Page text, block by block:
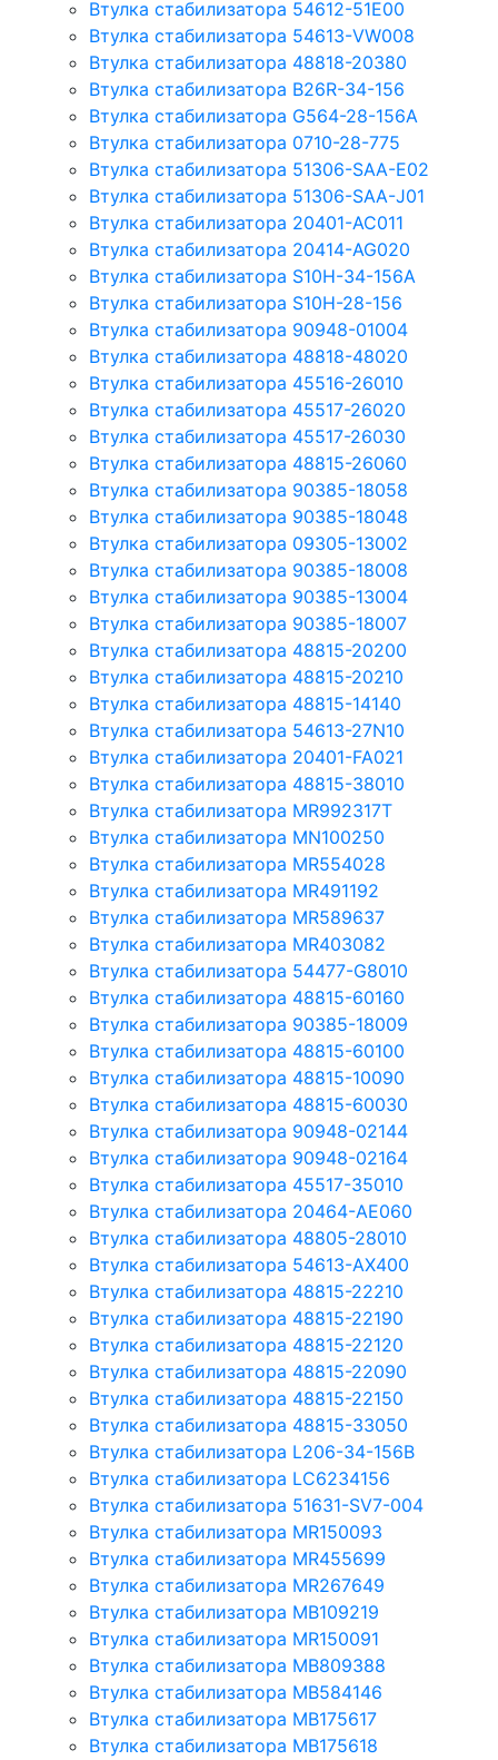
Втулка стабилизатора 54612-51E00
Втулка стабилизатора 54613-VW008
Втулка стабилизатора 48818-20380
Втулка стабилизатора B26R-34-156
Втулка стабилизатора G564-28-156A
Втулка стабилизатора 0710-28-775
Втулка стабилизатора 51306-SAA-E02
Втулка стабилизатора 51306-SAA-J01
Втулка стабилизатора 20401-AC011
Втулка стабилизатора 20414-AG020
Втулка стабилизатора S10H-34-156A
Втулка стабилизатора S10H-28-156
Втулка стабилизатора 90948-01004
Втулка стабилизатора 48818-48020
Втулка стабилизатора 45516-26010
Втулка стабилизатора 45517-26020
Втулка стабилизатора 45517-26030
Втулка стабилизатора 48815-26060
Втулка стабилизатора 90385-18058
Втулка стабилизатора 90385-18048
Втулка стабилизатора 09305-13002
Втулка стабилизатора 90385-18008
Втулка стабилизатора 90385-13004
Втулка стабилизатора 90385-18007
Втулка стабилизатора 48815-20200
Втулка стабилизатора 48815-20210
Втулка стабилизатора 48815-14140
Втулка стабилизатора 54613-27N10
Втулка стабилизатора 20401-FA021
Втулка стабилизатора 48815-38010
Втулка стабилизатора MR992317T
Втулка стабилизатора MN100250
Втулка стабилизатора MR554028
Втулка стабилизатора MR491192
Втулка стабилизатора MR589637
Втулка стабилизатора MR403082
Втулка стабилизатора 54477-G8010
Втулка стабилизатора 48815-60160
Втулка стабилизатора 90385-18009
Втулка стабилизатора 48815-60100
Втулка стабилизатора 48815-10090
Втулка стабилизатора 48815-60030
Втулка стабилизатора 90948-02144
Втулка стабилизатора 90948-02164
Втулка стабилизатора 45517-35010
Втулка стабилизатора 20464-AE060
Втулка стабилизатора 48805-28010
Втулка стабилизатора 54613-AX400
Втулка стабилизатора 48815-22210
Втулка стабилизатора 48815-22190
Втулка стабилизатора 48815-22120
Втулка стабилизатора 48815-22090
Втулка стабилизатора 48815-22150
Втулка стабилизатора 48815-33050
Втулка стабилизатора L206-34-156B
Втулка стабилизатора LC6234156
Втулка стабилизатора 51631-SV7-004
Втулка стабилизатора MR150093
Втулка стабилизатора MR455699
Втулка стабилизатора MR267649
Втулка стабилизатора MB109219
Втулка стабилизатора MR150091
Втулка стабилизатора MB809388
Втулка стабилизатора MB584146
Втулка стабилизатора MB175617
Втулка стабилизатора MB175618